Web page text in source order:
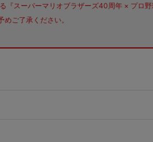
『スーパーマリオブラザーズ40周年 × プロ
ご了承ください。